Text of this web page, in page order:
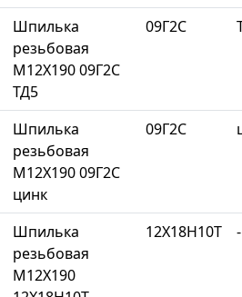
Шпилька
резьбовая
М12Х190 09Г2С
ТД5
09Г2С
Шпилька
резьбовая
М12Х190 09Г2С
цинк
09Г2С
Шпилька
резьбовая
М12Х190
12Х18Н10Т -